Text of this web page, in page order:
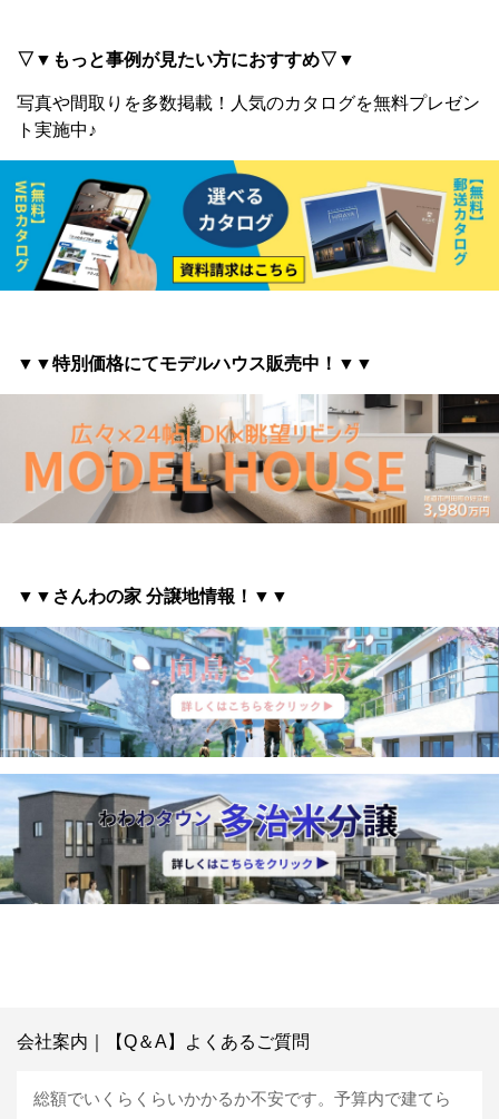
▽▼もっと事例が見たい方におすすめ▽▼
写真や間取りを多数掲載！ 人気のカタログを無料プレゼン
ト実施中♪
▼▼特別価格にてモデルハウス販売中！▼▼
▼▼さんわの家 分譲地情報 ！▼▼
会社案内｜【Q＆A】よくあるご質問
総額でいくらくらいかかるか不安です。予算内で建てら